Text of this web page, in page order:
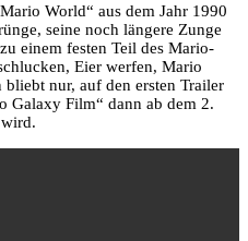
World“ aus dem Jahr 1990
seine noch längere Zunge
einem festen Teil des Mario-
Eier werfen, Mario
nur, auf den ersten Trailer
Galaxy Film“ dann ab dem 2.